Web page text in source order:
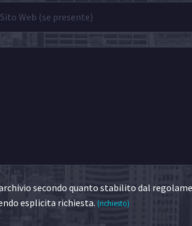
secondo quanto stabilito dal
esplicita richiesta. (richiesto)